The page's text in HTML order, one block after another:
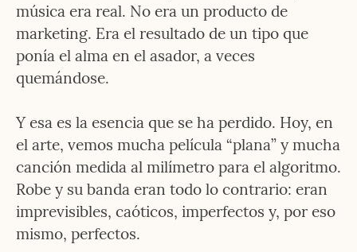
música era real. No era un producto de
marketing. Era el resultado de un tipo que
ponía el alma en el asador, a veces
quemándose.
Y esa es la esencia que se ha perdido. Hoy, en
el arte, vemos mucha película “plana” y mucha
canción medida al milímetro para el algoritmo.
Robe y su banda eran todo lo contrario: eran
imprevisibles, caóticos, imperfectos y, por eso
mismo, perfectos.